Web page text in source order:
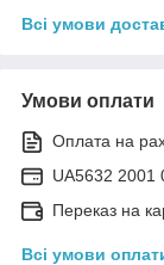
Всі умови
Умови оплати
Оплата на
UA5632 2001
Переказ на
Всі умови